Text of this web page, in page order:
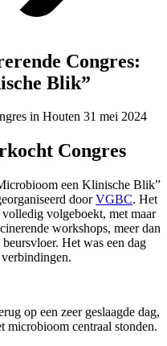
Congres:
Blik”
Congres
een Klinische Blik”
doorVGBC. Het
volledig volgeboekt, met maar
workshops, meer dan
Het was een dag
op een zeer geslaagde dag,
microbioom centraal stonden.